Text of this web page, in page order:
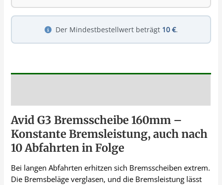
Der Mindestbestellwert beträgt 10 €.
Avid G3 Bremsscheibe 160mm –
Konstante Bremsleistung, auch nach
10 Abfahrten in Folge
Bei langen Abfahrten erhitzen sich Bremsscheiben extrem.
Die Bremsbeläge verglasen, und die Bremsleistung lässt